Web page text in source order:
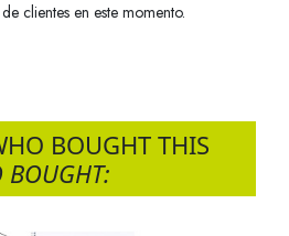
clientes en este momento.
BOUGHT THIS
BOUGHT: